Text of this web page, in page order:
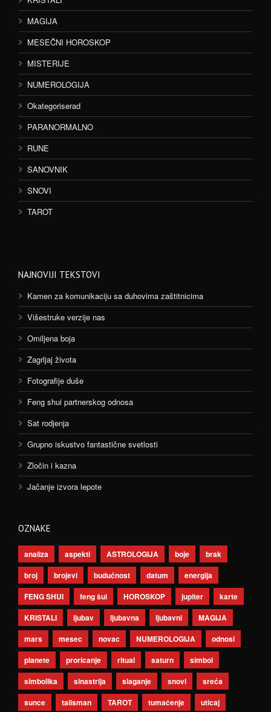
MAGIJA
MESEČNI HOROSKOP
MISTERIJE
NUMEROLOGIJA
Okategoriserad
PARANORMALNO
RUNE
SANOVNIK
SNOVI
TAROT
NAJNOVIJI TEKSTOVI
Kamen za komunikaciju sa duhovima zaštitnicima
Višestruke verzije nas
Omiljena boja
Zagrljaj života
Fotografije duše
Feng shui partnerskog odnosa
Sat rodjenja
Grupno iskustvo fantastične svetlosti
Zločin i kazna
Jačanje izvora lepote
OZNAKE
analiza aspekti ASTROLOGIJA boje
brak
broj
brojevi budućnost datum
energija
FENG SHUI
feng šui HOROSKOP jupiter
karte
KRISTALI
ljubav ljubavna ljubavni
MAGIJA
mars
mesec novac NUMEROLOGIJA
odnosi
planete
proricanje ritual saturn
simbol
simbolika
sinastrija slaganje snovi
sreća
sunce
talisman TAROT tumačenje uticaj